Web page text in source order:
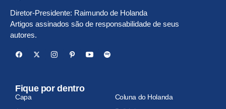
Diretor-Presidente: Raimundo de Holanda
Artigos assinados são de responsabilidade de seus
autores.
Fique por dentro
Capa
Coluna do Holanda